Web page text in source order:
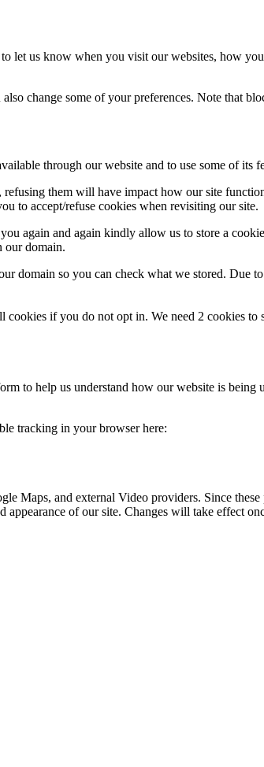
let us know when you visit our websites, how
change some of your preferences. Note that
through our website and to use some of its
refusing them will have impact how our site
to accept/refuse cookies when revisiting our site.
again and again kindly allow us to store a
our domain.
domain so you can check what we stored. Due
cookies if you do not opt in. We need 2 cookies
to help us understand how our website is
tracking in your browser here:
Maps, and external Video providers. Since
of our site. Changes will take effect